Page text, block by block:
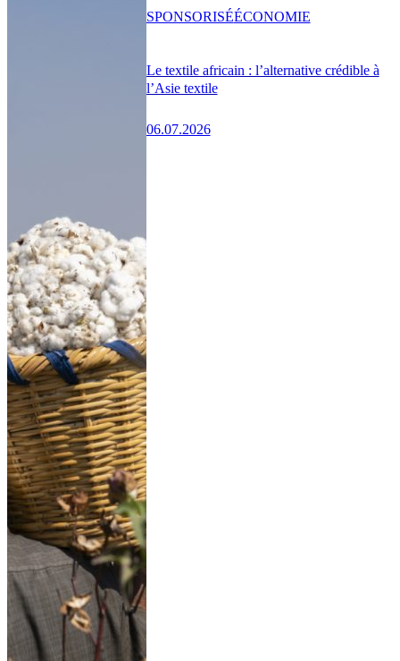
Le textile africain : l’alternative crédible à
l’Asie textile
06.07.2026
SPONSORISÉÉCONOMIE